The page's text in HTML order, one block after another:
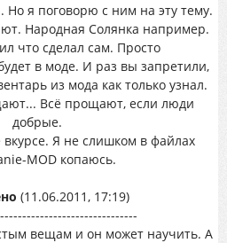
Но я поговорю с ним на эту тему.
Народная Солянка например.
что сделал сам. Просто
в моде. И раз вы запретили,
из мода как только узнал.
Всё прощают, если люди
добрые.
вкурсе. Я не слишком в файлах
MOD копаюсь.
(11.06.2011, 17:19)
вещам и он может научить. А